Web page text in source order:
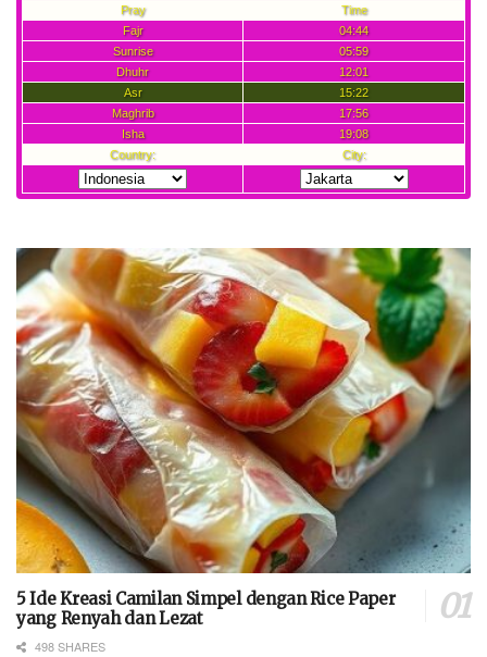
5 Ide Kreasi Camilan Simpel dengan Rice Paper
yang Renyah dan Lezat
498 SHARES